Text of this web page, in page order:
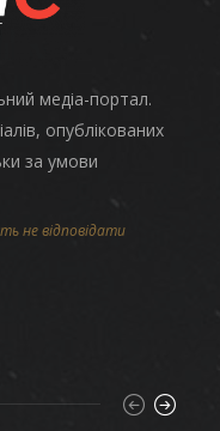
медіа-портал.
опублікованих
за умови
не відповідати